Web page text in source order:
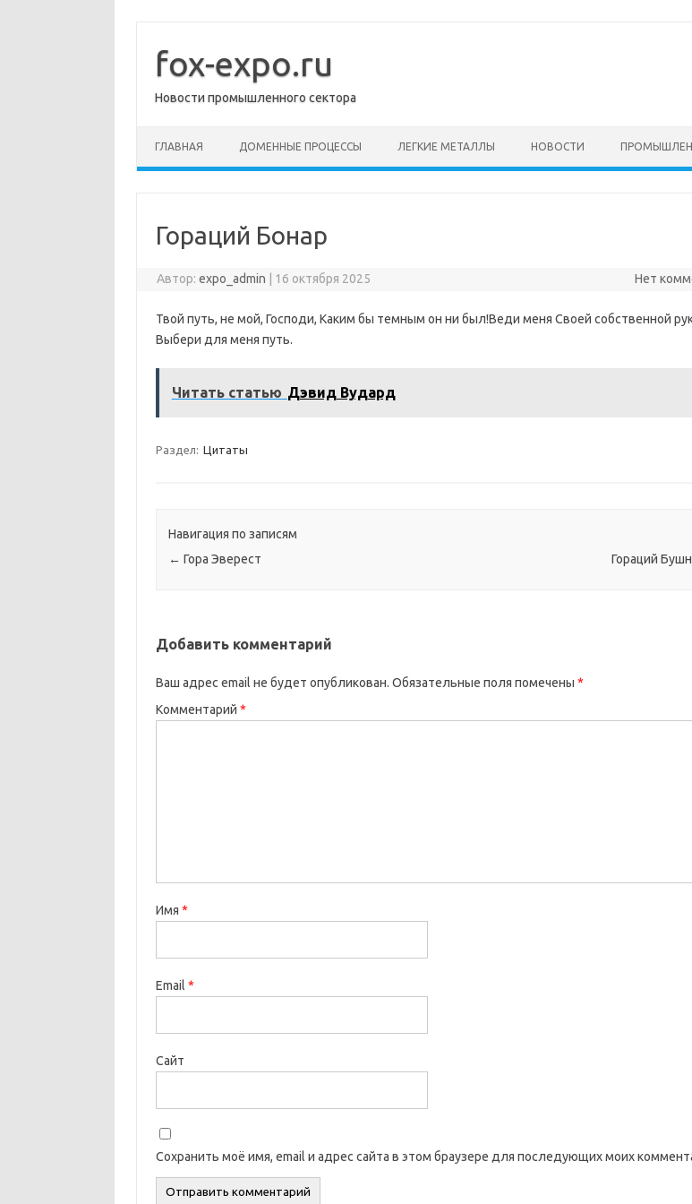
содержимому
fox-expo.ru
Новости промышленного сектора
ГЛАВНАЯ ДОМЕННЫЕ ПРОЦЕССЫ ЛЕГКИЕ МЕТАЛЛЫ НОВОСТИ
Гораций Бонар
Автор:expo_admin 16 октября 2025 Нет
Твой путь, не мой, Господи, Каким бы темным он ни был!Веди меня Своей собственной
Выбери для меня путь.
Читать статью Дэвид Вудард
Раздел: Цитаты
Навигация по записям
← Гора Эверест Гораций
Добавить комментарий
Ваш адрес email не будет опубликован. Обязательные поля помечены *
Комментарий *
Имя *
Email *
Сайт
Сохранить моё имя, email и адрес сайта в этом браузере для последующих моих